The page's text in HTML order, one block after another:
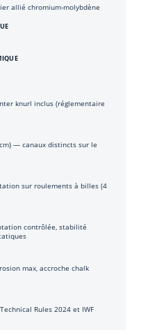
allié chromium-molybdène
knurl inclus (réglementaire
cm) — canaux distincts sur le
sur roulements à billes (4
contrôlée, stabilité
max, accroche chalk
Rules 2024 et IWF